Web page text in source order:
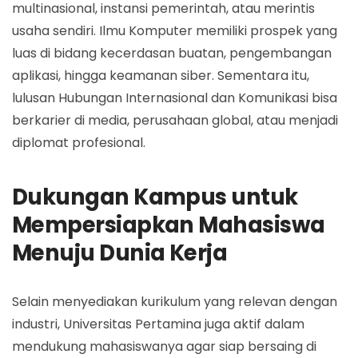
multinasional, instansi pemerintah, atau merintis
usaha sendiri. Ilmu Komputer memiliki prospek yang
luas di bidang kecerdasan buatan, pengembangan
aplikasi, hingga keamanan siber. Sementara itu,
lulusan Hubungan Internasional dan Komunikasi bisa
berkarier di media, perusahaan global, atau menjadi
diplomat profesional.
Dukungan Kampus untuk
Mempersiapkan Mahasiswa
Menuju Dunia Kerja
Selain menyediakan kurikulum yang relevan dengan
industri, Universitas Pertamina juga aktif dalam
mendukung mahasiswanya agar siap bersaing di